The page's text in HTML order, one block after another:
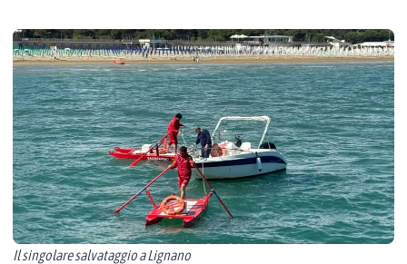
Il singolare salvataggio a Lignano